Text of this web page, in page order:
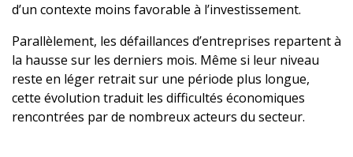
d’un contexte moins favorable à l’investissement.
Parallèlement, les défaillances d’entreprises repartent à
la hausse sur les derniers mois. Même si leur niveau
reste en léger retrait sur une période plus longue,
cette évolution traduit les difficultés économiques
rencontrées par de nombreux acteurs du secteur.